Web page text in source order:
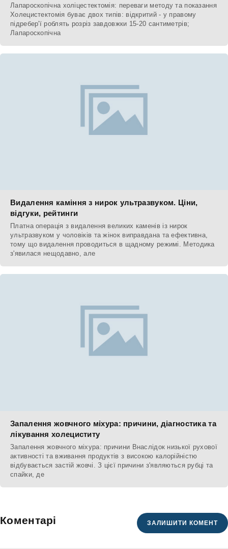
Лапароскопічна холіцестектомія: переваги методу та показання
Холецистектомія буває двох типів: відкритий - у правому
підребер'ї роблять розріз завдовжки 15-20 сантиметрів;
Лапароскопічна
Видалення каміння з нирок ультразвуком. Ціни,
відгуки, рейтинги
Платна операція з видалення великих каменів із нирок
ультразвуком у чоловіків та жінок виправдана та ефективна,
тому що видалення проводиться в щадному режимі. Методика
з'явилася нещодавно, але
Запалення жовчного міхура: причини, діагностика та
лікування холециститу
Запалення жовчного міхура: причини Внаслідок низької рухової
активності та вживання продуктів з високою калорійністю
відбувається застій жовчі. З цієї причини з'являються рубці та
спайки, де
Коментарі ЗАЛИШИТИ КОМЕНТ